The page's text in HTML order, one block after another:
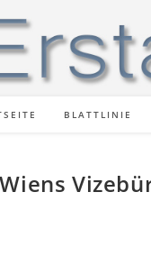
BLATTLINIE